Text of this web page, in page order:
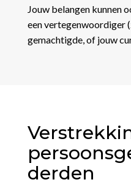
Jouw belangen kunnen
een vertegenwoordiger
gemachtigde, of jouw
derden